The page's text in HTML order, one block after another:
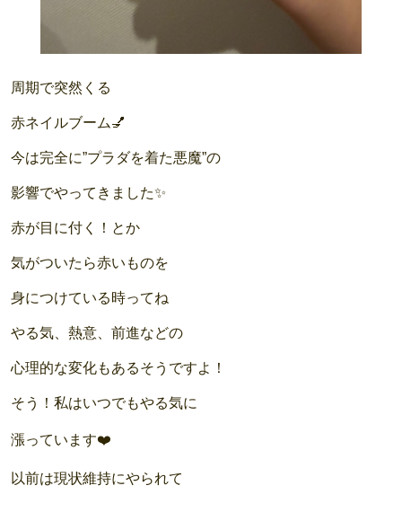
周期で突然くる
赤ネイルブーム💅
今は完全に”プラダを着た悪魔”の
影響でやってきました✨
赤が目に付く！とか
気がついたら赤いものを
身につけている時ってね
やる気、熱意、前進などの
心理的な変化もあるそうですよ！
そう！私はいつでもやる気に
漲っています❤️
以前は現状維持にやられて